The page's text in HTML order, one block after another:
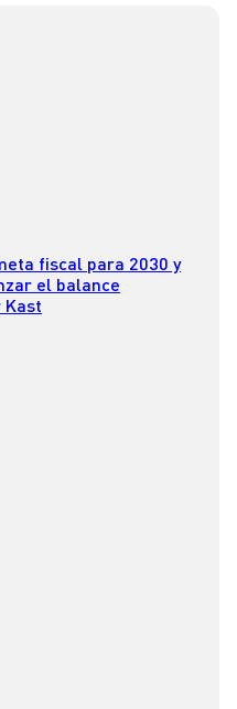
fiscal para 2030 y
el balance
Kast